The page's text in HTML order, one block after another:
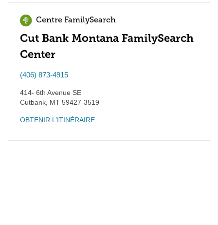
Centre FamilySearch
Cut Bank Montana FamilySearch
Center
(406) 873-4915
414- 6th Avenue SE
Cutbank MT 59427-3519
OBTENIR L’ITINÉRAIRE